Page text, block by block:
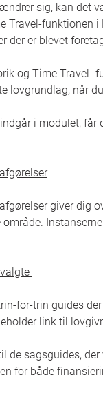
sig, kan det
Travel-funktionen
der er blevet
og Time Travel -
lovgrundlag, når
i modulet,
giver dig
for-trin guides
link til
de sagsguides,
for både